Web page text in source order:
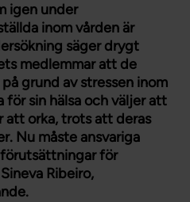
igen under
inom vården är
säger drygt
medlemmar att de
grund av stressen inom
för sin hälsa och väljer att
att orka, trots att deras
Nu måste ansvariga
för
Ribeiro,